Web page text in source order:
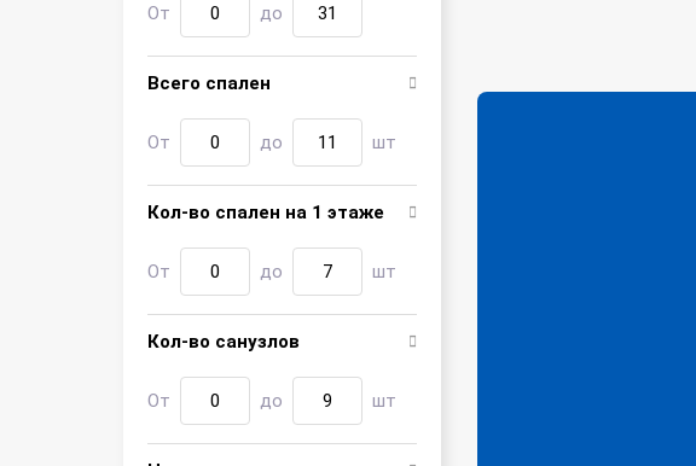
От
до
Всего спален
От до шт
Кол-во спален на 1 этаже
От до шт
Кол-во санузлов
От до шт